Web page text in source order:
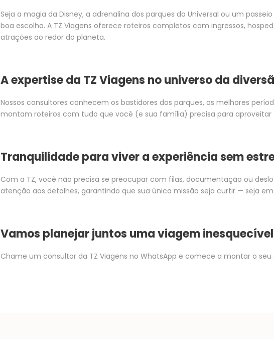
Seja a magia da Disney, a adrenalina dos parques da Universal ou um
boa escolha. A TZ Viagens oferece roteiros completos com ingressos,
atrações ao redor do planeta.
A expertise da TZ Viagens no universo da
Nossos consultores conhecem os bastidores dos parques, os melhores
montam roteiros com tudo que você (e sua família) precisa para
Tranquilidade para viver a experiência sem
Com a TZ, você não precisa se preocupar com filas, documentação ou
atenção aos detalhes, garantindo que sua única missão seja curtir — seja
Vamos planejar juntos uma viagem
Chame um consultor da TZ Viagens no WhatsApp e comece a montar o